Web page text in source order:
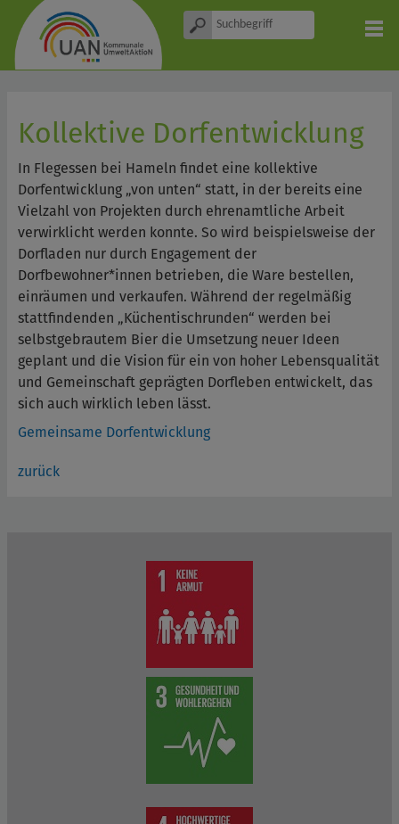
Kollektive Dorfentwicklung
In Flegessen bei Hameln findet eine kollektive
Dorfentwicklung „von unten“ statt, in der bereits eine
Vielzahl von Projekten durch ehrenamtliche Arbeit
verwirklicht werden konnte. So wird beispielsweise der
Dorfladen nur durch Engagement der
Dorfbewohner*innen betrieben, die Ware bestellen,
einräumen und verkaufen. Während der regelmäßig
stattfindenden „Küchentischrunden“ werden bei
selbstgebrautem Bier die Umsetzung neuer Ideen
geplant und die Vision für ein von hoher Lebensqualität
und Gemeinschaft geprägten Dorfleben entwickelt, das
sich auch wirklich leben lässt.
Gemeinsame Dorfentwicklung
zurück